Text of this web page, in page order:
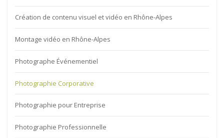
Création de contenu visuel et vidéo en Rhône-Alpes
Montage vidéo en Rhône-Alpes
Photographe Événementiel
Photographie Corporative
Photographie pour Entreprise
Photographie Professionnelle